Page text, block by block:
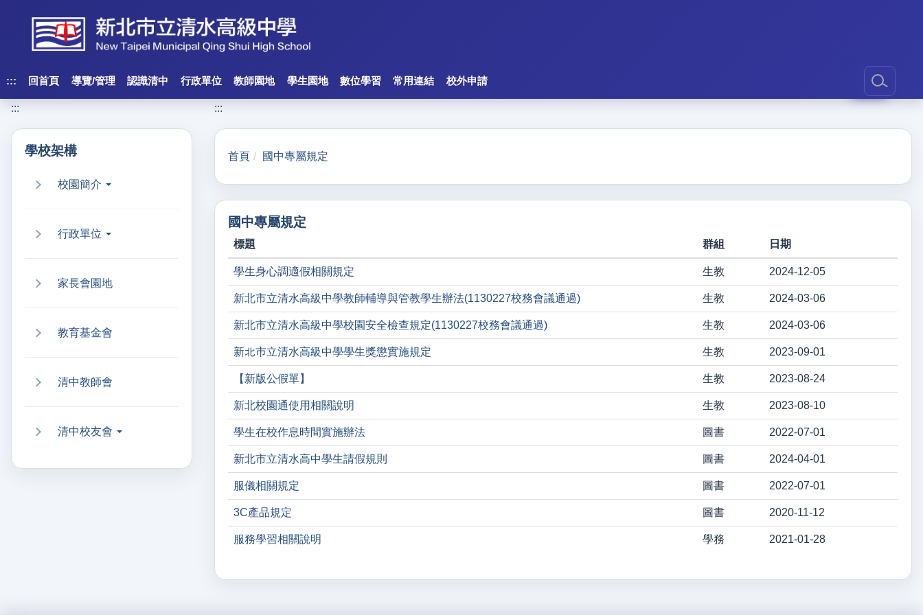
內
區
塊
::: 回首頁 導覽/管理 認識清中 行政單位 教師園地 學生園地 數位學習 常用連結 校外申請
:::
學校架構
校園簡介
行政單位
家長會園地
教育基金會
清中教師會
清中校友會
:::
首頁 國中專屬規定
國中專屬規定
標題 群組 日期
學生身心調適假相關規定 生教 2024-12-05
新北市立清水高級中學教師輔導與管教學生辦法(1130227校務會議通過) 生教 2024-03-06
新北市立清水高級中學校園安全檢查規定(1130227校務會議通過) 生教 2024-03-06
新北巿立清水高級中學學生獎懲實施規定 生教 2023-09-01
【新版公假單】 生教 2023-08-24
新北校園通使用相關說明 生教 2023-08-10
學生在校作息時間實施辦法 圖書 2022-07-01
新北市立清水高中學生請假規則 圖書 2024-04-01
服儀相關規定 圖書 2022-07-01
3C產品規定 圖書 2020-11-12
服務學習相關說明 學務 2021-01-28